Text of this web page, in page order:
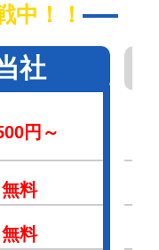
中！！
社
円～
無料
無料